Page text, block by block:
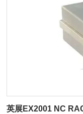
英展EX2001 NC